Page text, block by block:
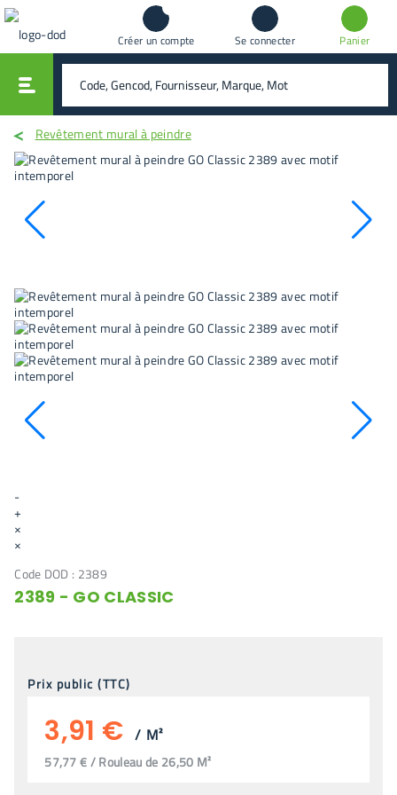
Créer un compte Se connecter Panier
rechercher
Revêtement mural à peindre
-
+
×
×
Code DOD : 2389
2389 - GO CLASSIC
Prix public (TTC)
3,91 € / M²
57,77 € / Rouleau de 26,50 M²